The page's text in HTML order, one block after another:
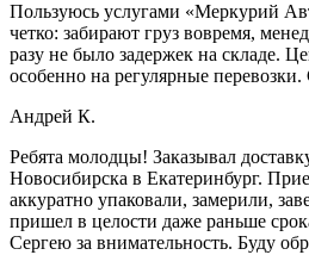
Пользуюсь услугами «Меркурий
четко: забирают груз вовремя,
разу не было задержек на складе.
особенно на регулярные
Андрей К.
Ребята молодцы! Заказывал
Новосибирска в Екатеринбург.
аккуратно упаковали, замерили,
пришел в целости даже раньше
Сергею за внимательность. Буду